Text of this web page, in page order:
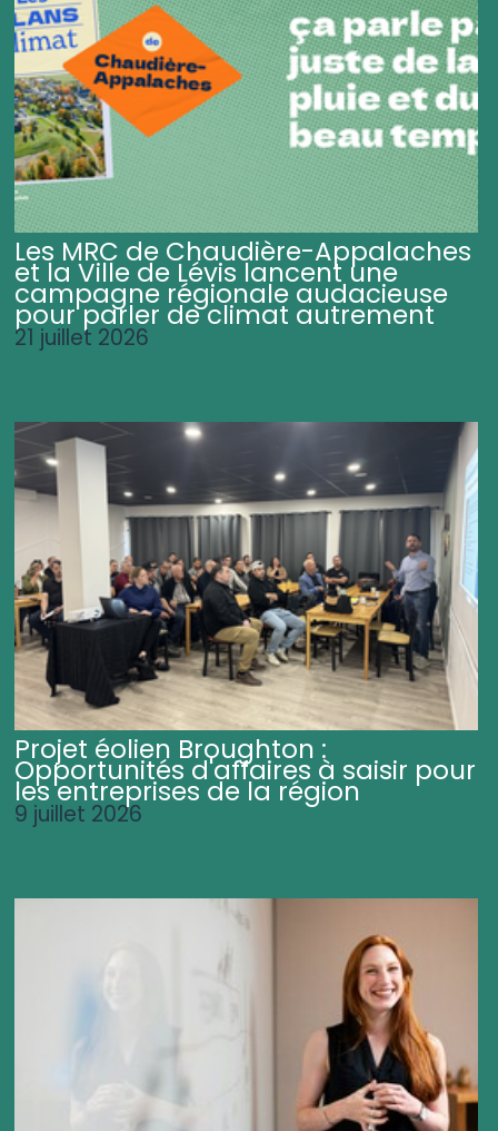
Les MRC de Chaudière-Appalaches
et la Ville de Lévis lancent une
campagne régionale audacieuse
pour parler de climat autrement
21 juillet 2026
Projet éolien Broughton :
Opportunités d'affaires à saisir pour
les entreprises de la région
9 juillet 2026